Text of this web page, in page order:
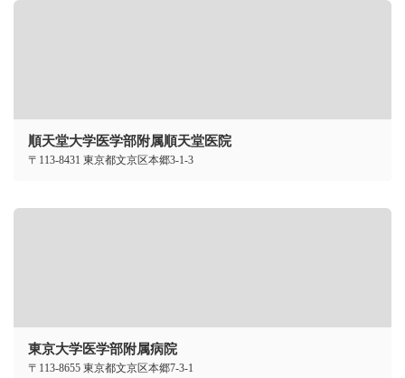
順天堂大学医学部附属順天堂医院
〒113-8431 東京都文京区本郷3-1-3
東京大学医学部附属病院
〒113-8655 東京都文京区本郷7-3-1